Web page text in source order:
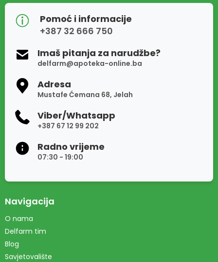
Pomoć i informacije
+387 32 666 750
Imaš pitanja za narudžbe?
delfarm@apoteka-online.ba
Adresa
Mustafe Ćemana 68, Jelah
Viber/Whatsapp
+387 67 12 99 202
Radno vrijeme
07:30 - 19:00
Navigacija
O nama
Delfarm tim
Blog
Savjetovalište